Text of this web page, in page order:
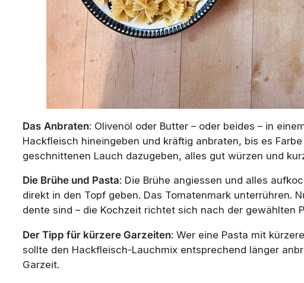
Das Anbraten: Olivenöl oder Butter – oder beides – in
Hackfleisch hineingeben und kräftig anbraten, bis es
geschnittenen Lauch dazugeben, alles gut würzen und
Die Brühe und Pasta: Die Brühe angiessen und alles
direkt in den Topf geben. Das Tomatenmark unterrühren.
dente sind – die Kochzeit richtet sich nach der gewählten
Der Tipp für kürzere Garzeiten: Wer eine Pasta mit
sollte den Hackfleisch-Lauchmix entsprechend länger
Garzeit.